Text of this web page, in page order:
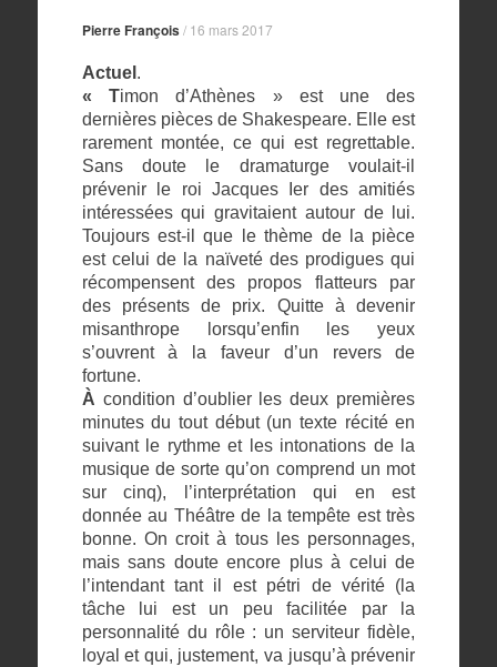
Pierre François/ 16 mars 2017
Actuel .
« Timon d’Athènes » est une des
dernières pièces de Shakespeare. Elle est
rarement montée, ce qui est regrettable.
Sans doute le dramaturge voulait-il
prévenir le roi Jacques Ier des amitiés
intéressées qui gravitaient autour de lui.
Toujours est-il que le thème de la pièce
est celui de la naïveté des prodigues qui
récompensent des propos flatteurs par
des présents de prix. Quitte à devenir
misanthrope lorsqu’enfin les yeux
s’ouvrent à la faveur d’un revers de
fortune.
À condition d’oublier les deux premières
minutes du tout début (un texte récité en
suivant le rythme et les intonations de la
musique de sorte qu’on comprend un mot
sur cinq), l’interprétation qui en est
donnée au Théâtre de la tempête est très
bonne. On croit à tous les personnages,
mais sans doute encore plus à celui de
l’intendant tant il est pétri de vérité (la
tâche lui est un peu facilitée par la
personnalité du rôle : un serviteur fidèle,
loyal et qui, justement, va jusqu’à prévenir